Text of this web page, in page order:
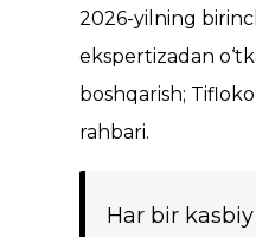
2026-yilning
ekspertizadan
boshqarish;
rahbari.
Har bir